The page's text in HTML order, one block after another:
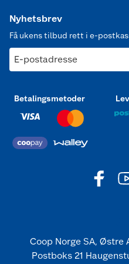
Nyhetsbrev
Få ukens tilbud rett i e-
E-postadresse
Betalingsmetoder
Coop Norge SA, Østre
Postboks 21